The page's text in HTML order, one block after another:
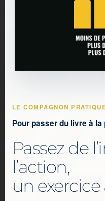
LE COMPAGNON
Pour passer du livre à la
Passez de
l’action,
un exercice